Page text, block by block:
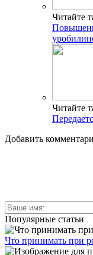
Читайте
Читайте
Добавить
Популярные статьи
Что принимать при